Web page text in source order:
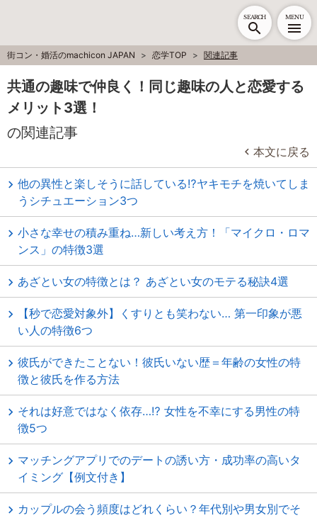
SEARCH MENU
街コン・婚活のmachicon JAPAN 恋学TOP 関連記事
共通の趣味で仲良く！同じ趣味の人と恋愛する
メリット3選！
の関連記事
本文に戻る
他の異性と楽しそうに話している⁉ヤキモチを焼いてしま
うシチュエーション3つ
小さな幸せの積み重ね…新しい考え方！「マイクロ・ロマ
ンス」の特徴3選
あざとい女の特徴とは？ あざとい女のモテる秘訣4選
【秒で恋愛対象外】くすりとも笑わない… 第一印象が悪
い人の特徴6つ
彼氏ができたことない！彼氏いない歴＝年齢の女性の特
徴と彼氏を作る方法
それは好意ではなく依存…⁉ 女性を不幸にする男性の特
徴5つ
マッチングアプリでのデートの誘い方・成功率の高いタ
イミング【例文付き】
カップルの会う頻度はどれくらい？年代別や男女別でそ